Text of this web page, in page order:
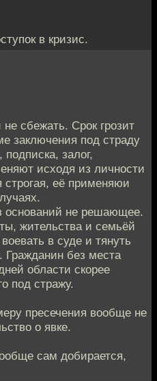
в кризис.
сбежать. Срок грозит
заключения под страду
залог,
исходя из личности
строгая, её применяюи
оснований не решающее.
жительства и семьёй
в суде и тянуть
Гражданин без места
области скорее
под стражу.
пресечения вообще не
о явке.
сам добирается,